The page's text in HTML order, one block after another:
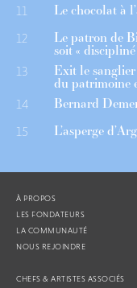
11 Le chocolat à
12 Le patron de
soit « discipliné
13 Exit le
du patrimoine
14 Bernard
15 L’asperge
À PROPOS
LES FONDATEURS
LA COMMUNAUTÉ
NOUS REJOINDRE
CHEFS & ARTISTES ASSOCIÉS